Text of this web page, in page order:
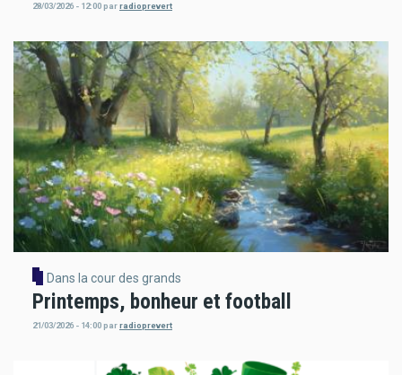
28/03/2026 - 12:00parradioprevert
Dans la cour des grands
Printemps, bonheur et football
21/03/2026 - 14:00parradioprevert